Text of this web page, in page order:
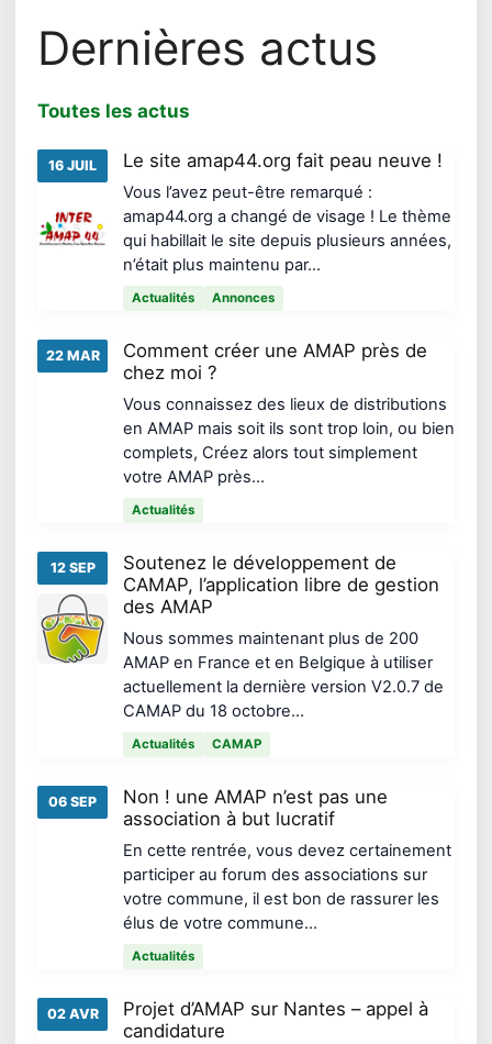
Dernières actus
Toutes les actus
16 JUIL Le site amap44.org fait peau neuve !
Vous l’avez peut-être remarqué :
amap44.org a changé de visage ! Le thème
qui habillait le site depuis plusieurs années,
n’était plus maintenu par…
Actualités Annonces
22 MAR
Comment créer une AMAP près de
chez moi ?
Vous connaissez des lieux de distributions
en AMAP mais soit ils sont trop loin, ou bien
complets, Créez alors tout simplement
votre AMAP près…
Actualités
12 SEP
Soutenez le développement de
CAMAP, l’application libre de gestion
des AMAP
Nous sommes maintenant plus de 200
AMAP en France et en Belgique à utiliser
actuellement la dernière version V2.0.7 de
CAMAP du 18 octobre…
Actualités CAMAP
06 SEP
Non ! une AMAP n’est pas une
association à but lucratif
En cette rentrée, vous devez certainement
participer au forum des associations sur
votre commune, il est bon de rassurer les
élus de votre commune…
Actualités
02 AVR
Projet d’AMAP sur Nantes – appel à
candidature